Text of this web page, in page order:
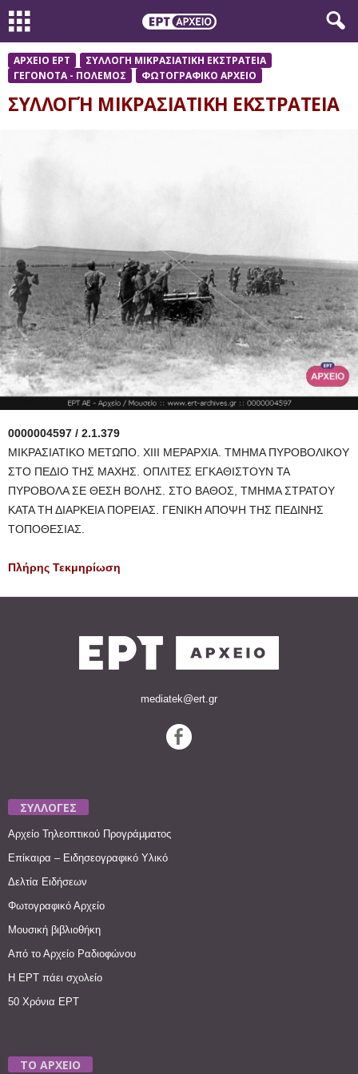
ΑΡΧΕΙΟ ΕΡΤ
ΣΥΛΛΟΓΗ ΜΙΚΡΑΣΙΑΤΙΚΗ ΕΚΣΤΡΑΤΕΙΑ
ΓΕΓΟΝΟΤΑ - ΠΟΛΕΜΟΣ
ΦΩΤΟΓΡΑΦΙΚΟ ΑΡΧΕΙΟ
ΣΥΛΛΟΓΉ ΜΙΚΡΑΣΙΑΤΙΚΗ ΕΚΣΤΡΑΤΕΙΑ
0000004597 / 2.1.379
ΜΙΚΡΑΣΙΑΤΙΚΟ ΜΕΤΩΠΟ. ΧΙΙΙ ΜΕΡΑΡΧΙΑ. ΤΜΗΜΑ ΠΥΡΟΒΟΛΙΚΟΥ
ΣΤΟ ΠΕΔΙΟ ΤΗΣ ΜΑΧΗΣ. ΟΠΛΙΤΕΣ ΕΓΚΑΘΙΣΤΟΥΝ ΤΑ
ΠΥΡΟΒΟΛΑ ΣΕ ΘΕΣΗ ΒΟΛΗΣ. ΣΤΟ ΒΑΘΟΣ, ΤΜΗΜΑ ΣΤΡΑΤΟΥ
ΚΑΤΑ ΤΗ ΔΙΑΡΚΕΙΑ ΠΟΡΕΙΑΣ. ΓΕΝΙΚΗ ΑΠΟΨΗ ΤΗΣ ΠΕΔΙΝΗΣ
ΤΟΠΟΘΕΣΙΑΣ.
Πλήρης Τεκμηρίωση
mediatek@ert.gr
ΣΥΛΛΟΓΕΣ
Αρχείο Τηλεοπτικού Προγράμματος
Επίκαιρα – Ειδησεογραφικό Υλικό
Δελτία Ειδήσεων
Φωτογραφικό Αρχείο
Μουσική βιβλιοθήκη
Από το Αρχείο Ραδιοφώνου
Η ΕΡΤ πάει σχολείο
50 Χρόνια ΕΡΤ
ΤΟ ΑΡΧΕΙΟ